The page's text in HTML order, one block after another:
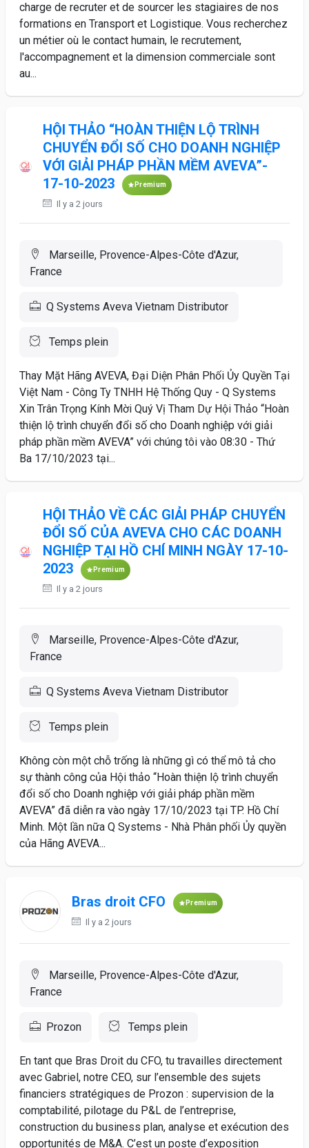
charge de recruter et de sourcer les stagiaires de nos
formations en Transport et Logistique. Vous recherchez
un métier où le contact humain, le recrutement,
l'accompagnement et la dimension commerciale sont
au...
HỘI THẢO “HOÀN THIỆN LỘ TRÌNH
CHUYỂN ĐỔI SỐ CHO DOANH NGHIỆP
VỚI GIẢI PHÁP PHẦN MỀM AVEVA”-
17-10-2023
Premium
Il y a 2 jours
Marseille, Provence-Alpes-Côte d'Azur,
France
Q Systems Aveva Vietnam Distributor
Temps plein
Thay Mặt Hãng AVEVA, Đại Diện Phân Phối Ủy Quyền Tại
Việt Nam - Công Ty TNHH Hệ Thống Quy - Q Systems
Xin Trân Trọng Kính Mời Quý Vị Tham Dự Hội Thảo “Hoàn
thiện lộ trình chuyển đổi số cho Doanh nghiệp với giải
pháp phần mềm AVEVA” với chúng tôi vào 08:30 - Thứ
Ba 17/10/2023 tại...
HỘI THẢO VỀ CÁC GIẢI PHÁP CHUYỂN
ĐỔI SỐ CỦA AVEVA CHO CÁC DOANH
NGHIỆP TẠI HỒ CHÍ MINH NGÀY 17-10-
2023
Premium
Il y a 2 jours
Marseille, Provence-Alpes-Côte d'Azur,
France
Q Systems Aveva Vietnam Distributor
Temps plein
Không còn một chỗ trống là những gì có thể mô tả cho
sự thành công của Hội thảo “Hoàn thiện lộ trình chuyển
đổi số cho Doanh nghiệp với giải pháp phần mềm
AVEVA” đã diễn ra vào ngày 17/10/2023 tại TP. Hồ Chí
Minh. Một lần nữa Q Systems - Nhà Phân phối Ủy quyền
của Hãng AVEVA...
Bras droit CFO Premium
Il y a 2 jours
Marseille, Provence-Alpes-Côte d'Azur,
France
Prozon Temps plein
En tant que Bras Droit du CFO, tu travailles directement
avec Gabriel, notre CEO, sur l’ensemble des sujets
financiers stratégiques de Prozon : supervision de la
comptabilité, pilotage du P&L de l’entreprise,
construction du business plan, analyse et exécution des
opportunités de M&A. C’est un poste d’exposition